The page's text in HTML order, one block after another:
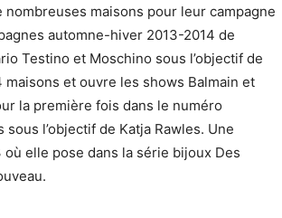
maisons pour leur campagne
automne-hiver 2013-2014 de
Testino et Moschino sous l’objectif de
et ouvre les shows Balmain et
la première fois dans le numéro
l’objectif de Katja Rawles. Une
elle pose dans la série bijoux Des